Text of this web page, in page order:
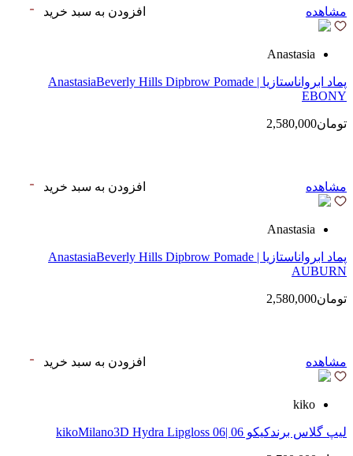
مشاهده افزودن به سبد خرید
Anastasia
پماد ابرواناستازیا | AnastasiaBeverly Hills Dipbrow Pomade
EBONY
تومان2,580,000
مشاهده افزودن به سبد خرید
Anastasia
پماد ابرواناستازیا | AnastasiaBeverly Hills Dipbrow Pomade
AUBURN
تومان2,580,000
مشاهده افزودن به سبد خرید
kiko
لیپ گلاس‌ برندکیکو 06 |kikoMilano3D Hydra Lipgloss 06